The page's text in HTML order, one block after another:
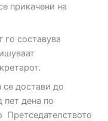
прикачени на
го составува
се достави до
пет дена по
Претседателството